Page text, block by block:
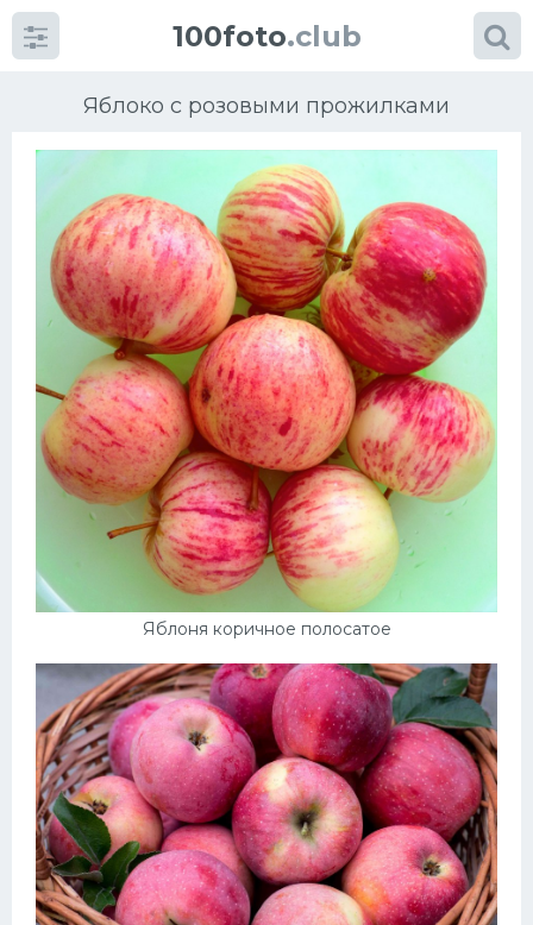
100foto.club
Яблоко с розовыми прожилками
Яблоня коричное полосатое
Категориикартинок
Мясные блюда
Печенье
Салат
Выпечка
Десерт
Напитки
Дизайн комнаты